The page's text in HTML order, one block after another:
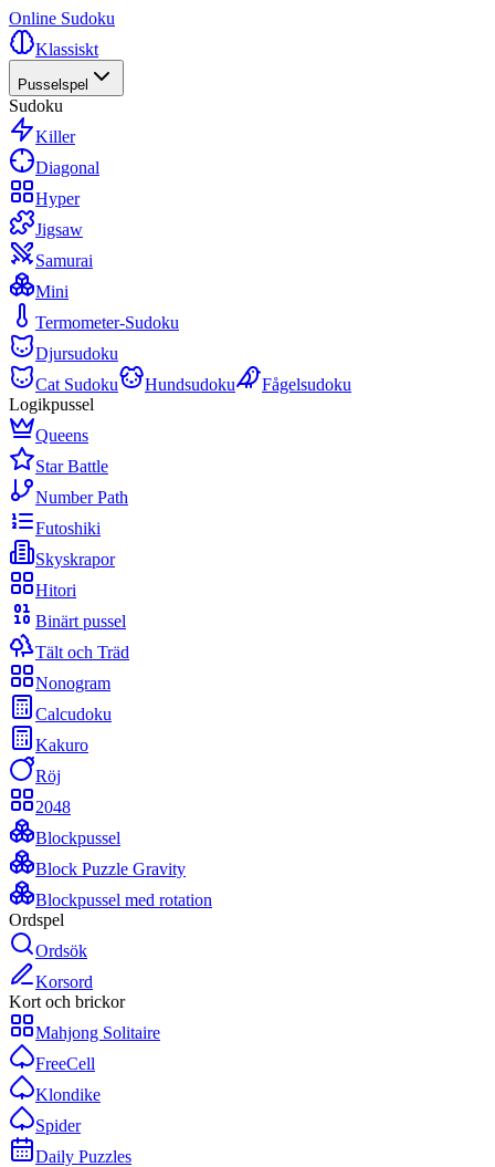
Online Sudoku
Klassiskt
Pusselspel
Sudoku
Killer
Diagonal
Hyper
Jigsaw
Samurai
Mini
Termometer-Sudoku
Djursudoku
Cat Sudoku
Hundsudoku
Fågelsudoku
Logikpussel
Queens
Star Battle
Number Path
Futoshiki
Skyskrapor
Hitori
Binärt pussel
Tält och Träd
Nonogram
Calcudoku
Kakuro
Röj
2048
Blockpussel
Block Puzzle Gravity
Blockpussel med rotation
Ordspel
Ordsök
Korsord
Kort och brickor
Mahjong Solitaire
FreeCell
Klondike
Spider
Daily Puzzles